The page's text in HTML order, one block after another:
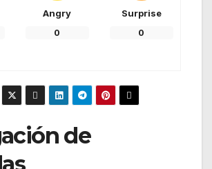
Angry
0
Surprise
0
de